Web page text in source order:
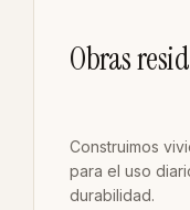
Obras
Construimos
para el uso
durabilidad.